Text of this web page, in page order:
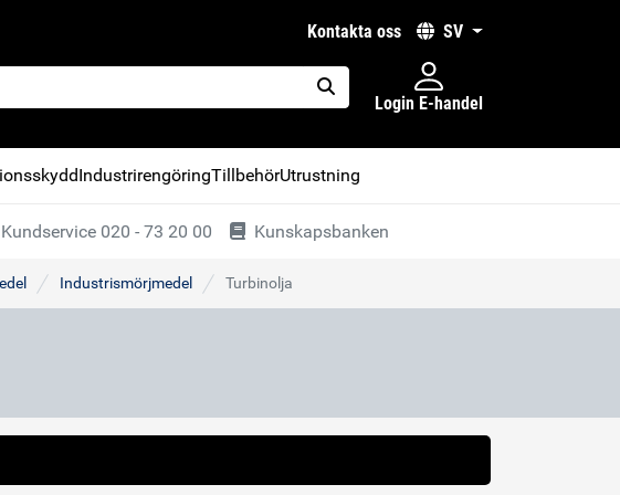
kontakta oss SV
placeholder.search
Login E-handel
IndustrirengöringTillbehörUtrustning
Kundservice 020 - 73 20 00 Kunskapsbanken
Industrismörjmedel Turbinolja